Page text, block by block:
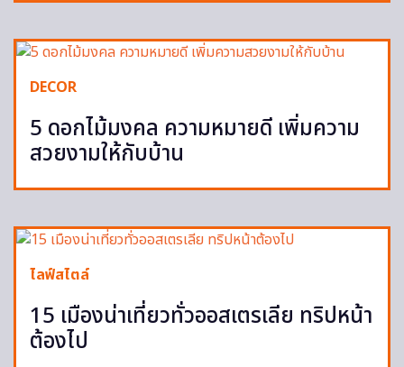
DECOR
5 ดอกไม้มงคล ความหมายดี เพิ่มความ
สวยงามให้กับบ้าน
ไลฟ์สไตล์
15 เมืองน่าเที่ยวทั่วออสเตรเลีย ทริปหน้า
ต้องไป